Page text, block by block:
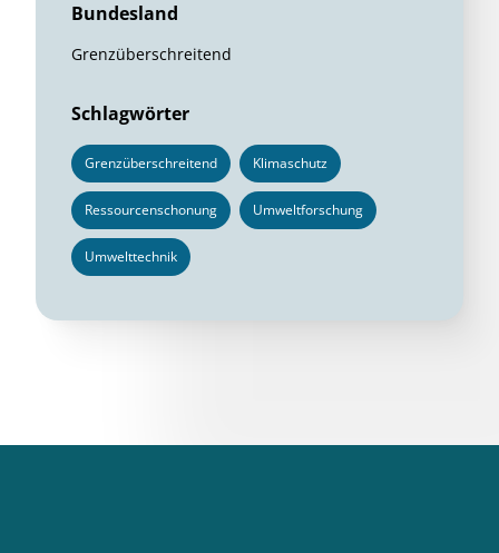
Bundesland
Grenzüberschreitend
Schlagwörter
Grenzüberschreitend Klimaschutz
Ressourcenschonung Umweltforschung
Umwelttechnik